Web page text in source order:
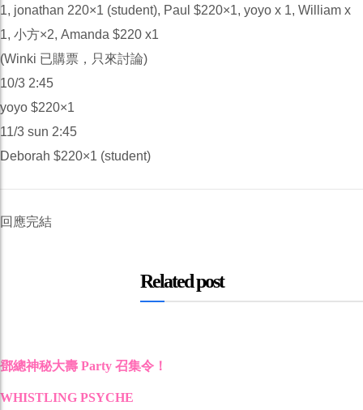
1, jonathan 220×1 (student), Paul $220×1, yoyo x 1, William x
1, 小方×2, Amanda $220 x1
(Winki 已購票，只來討論)
10/3 2:45
yoyo $220×1
11/3 sun 2:45
Deborah $220×1 (student)
回應完結
Related post
鄧總神秘大壽 Party 召集令！
WHISTLING PSYCHE